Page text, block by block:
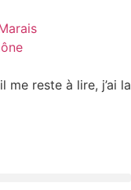
me reste à lire, j’ai la